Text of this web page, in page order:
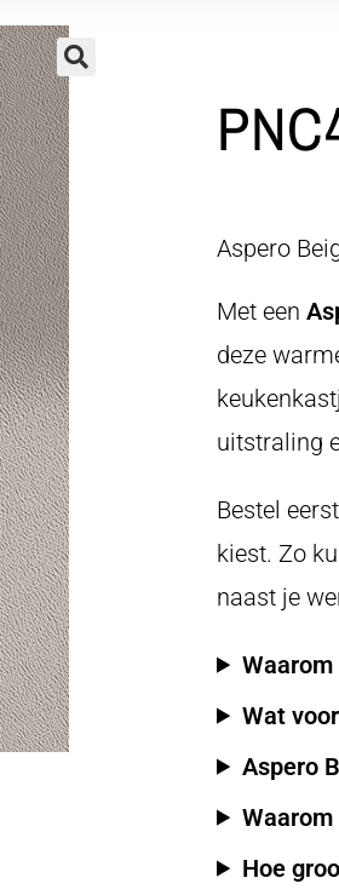
🔍
Aspero
Met een
deze
uitstraling
Bestel
kiest. Zo
naast je
Wat
Aspero
Hoe